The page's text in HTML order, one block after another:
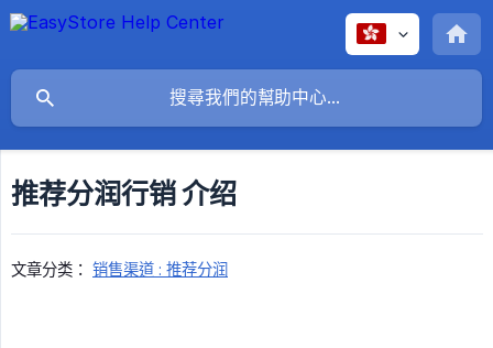
推荐分润行销 介绍
文章分类： 销售渠道 : 推荐分润